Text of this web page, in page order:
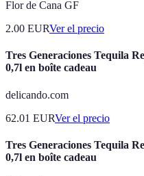
Flor de Cana GF
2.00 EURVer el precio
Tres Generaciones Tequila
0,7l en boîte cadeau
delicando.com
62.01 EURVer el precio
Tres Generaciones Tequila
0,7l en boîte cadeau